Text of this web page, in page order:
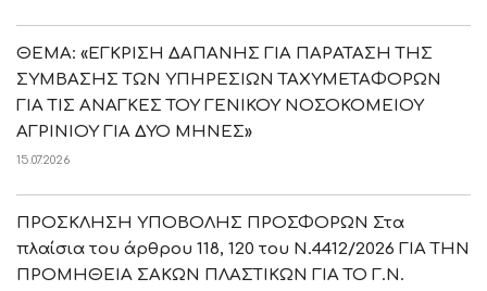
ΘΕΜΑ: «ΕΓΚΡΙΣΗ ΔΑΠΑΝΗΣ ΓΙΑ ΠΑΡΑΤΑΣΗ ΤΗΣ
ΣΥΜΒΑΣΗΣ ΤΩΝ ΥΠΗΡΕΣΙΩΝ ΤΑΧΥΜΕΤΑΦΟΡΩΝ
ΓΙΑ ΤΙΣ ΑΝΑΓΚΕΣ ΤΟΥ ΓΕΝΙΚΟΥ ΝΟΣΟΚΟΜΕΙΟΥ
ΑΓΡΙΝΙΟΥ ΓΙΑ ΔΥΟ ΜΗΝΕΣ»
15.07.2026
ΠΡΟΣΚΛΗΣΗ ΥΠΟΒΟΛΗΣ ΠΡΟΣΦΟΡΩΝ Στα
πλαίσια του άρθρου 118, 120 του Ν.4412/2026 ΓΙΑ ΤΗΝ
ΠΡΟΜΗΘΕΙΑ ΣΑΚΩΝ ΠΛΑΣΤΙΚΩΝ ΓΙΑ ΤΟ Γ.Ν.